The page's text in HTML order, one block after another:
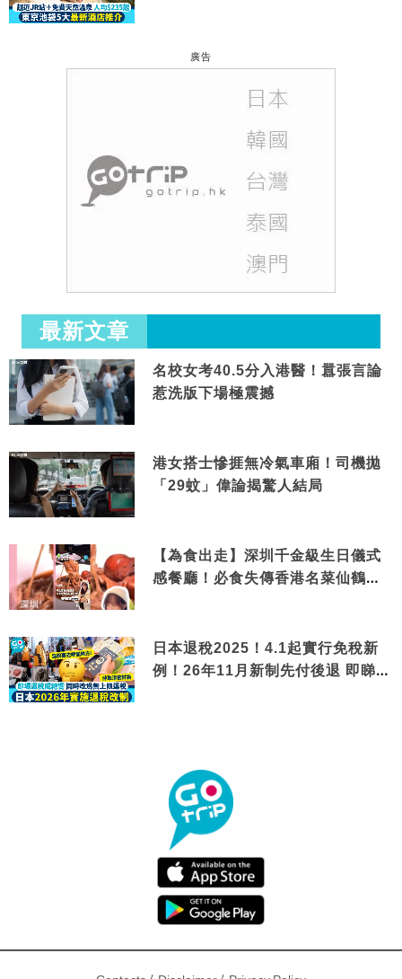
廣告
最新文章
名校女考40.5分入港醫！囂張言論
惹洗版下場極震撼
港女搭士慘捱無冷氣車廂！司機拋
「29蚊」偉論揭驚人結局
【為食出走】深圳千金級生日儀式
感餐廳！必食失傳香港名菜仙鶴神
日本退稅2025！4.1起實行免稅新
例！26年11月新制先付後退 即睇步